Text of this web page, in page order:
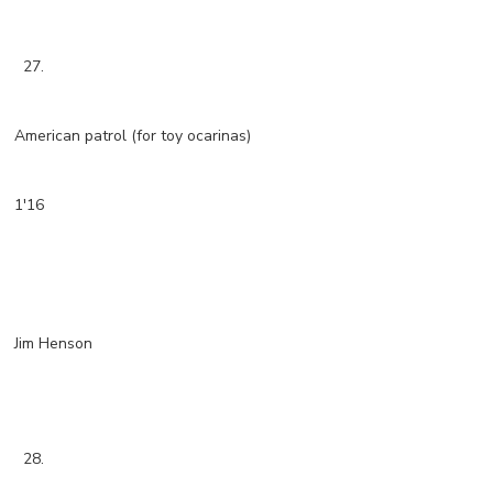
27.
American patrol (for toy ocarinas)
1'16
Jim Henson
28.